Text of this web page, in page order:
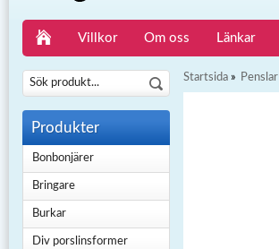
Villkor Om oss Länkar
Produkter
Bonbonjärer
Bringare
Burkar
Div porslinsformer
Startsida » Penslar